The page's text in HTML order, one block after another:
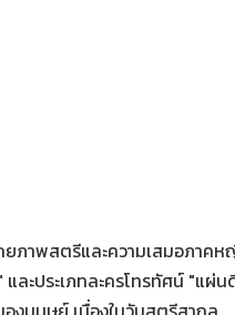
ภาพสตรีและความเสมอภาค
ละประเภทละครโทรทัศน์ "แผ่น